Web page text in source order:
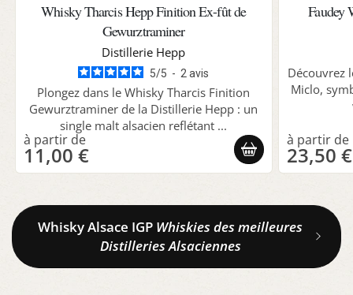
Whisky Tharcis Hepp Finition Ex-fût de
Gewurztraminer
Distillerie Hepp
5/5 - 2avis
Plongez dans le Whisky Tharcis Finition
Gewurztraminer de la Distillerie Hepp : un
single malt alsacien reflétant ...
11,00 €
Faudey
Découvrez
Miclo,
23,50 €
Whisky Alsace IGP Whiskies des meilleures
Distilleries Alsaciennes